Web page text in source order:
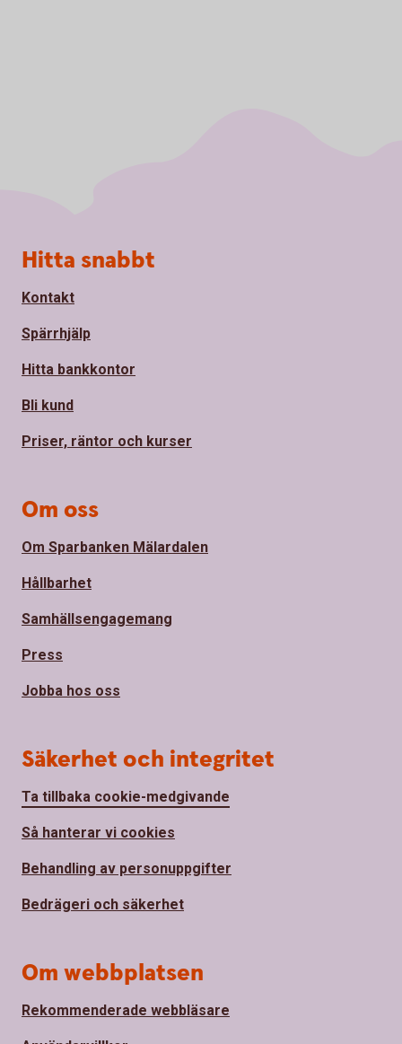
Sidfot
Hitta snabbt
Kontakt
Spärrhjälp
Hitta bankkontor
Bli kund
Priser, räntor och kurser
Om oss
Om Sparbanken Mälardalen
Hållbarhet
Samhällsengagemang
Press
Jobba hos oss
Säkerhet och integritet
Ta tillbaka cookie-medgivande
Så hanterar vi cookies
Behandling av personuppgifter
Bedrägeri och säkerhet
Om webbplatsen
Rekommenderade webbläsare